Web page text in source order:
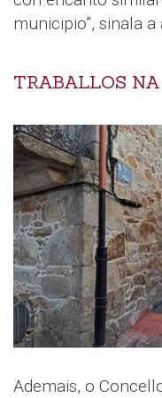
municipio”, sinala
TRABALLOS
Ademais, o